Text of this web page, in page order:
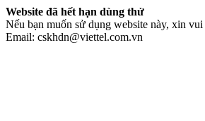
Website đã hết hạn dùng thử
Nếu bạn muốn sử dụng website này, xin
Email: cskhdn@viettel.com.vn